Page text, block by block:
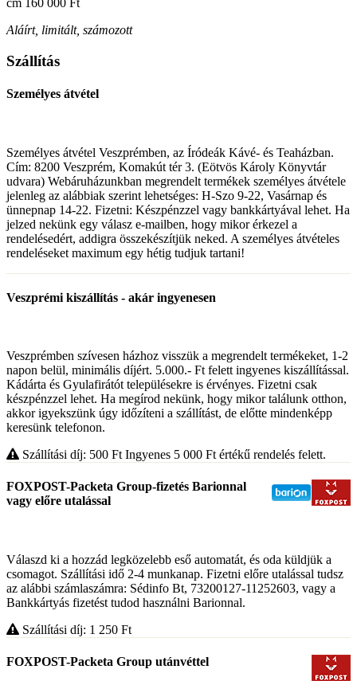
cm
160 000 Ft
Aláírt, limitált, számozott
Szállítás
Személyes átvétel
Személyes átvétel Veszprémben, az Íródeák Kávé- és Teaházban.
Cím: 8200 Veszprém, Komakút tér 3. (Eötvös Károly Könyvtár
udvara) Webáruházunkban megrendelt termékek személyes átvétele
jelenleg az alábbiak szerint lehetséges: H-Szo 9-22, Vasárnap és
ünnepnap 14-22. Fizetni: Készpénzzel vagy bankkártyával lehet. Ha
jelzed nekünk egy válasz e-mailben, hogy mikor érkezel a
rendelésedért, addigra összekészítjük neked. A személyes átvételes
rendeléseket maximum egy hétig tudjuk tartani!
Veszprémi kiszállítás - akár ingyenesen
Veszprémben szívesen házhoz visszük a megrendelt termékeket, 1-2
napon belül, minimális díjért. 5.000.- Ft felett ingyenes kiszállítással.
Kádárta és Gyulafirátót településekre is érvényes. Fizetni csak
készpénzzel lehet. Ha megírod nekünk, hogy mikor találunk otthon,
akkor igyekszünk úgy időzíteni a szállítást, de előtte mindenképp
keresünk telefonon.
Szállítási díj: 500 Ft Ingyenes 5 000 Ft értékű rendelés felett.
FOXPOST-Packeta Group-fizetés Barionnal
vagy előre utalással
Válaszd ki a hozzád legközelebb eső automatát, és oda küldjük a
csomagot. Szállítási idő 2-4 munkanap. Fizetni előre utalással tudsz
az alábbi számlaszámra: Sédinfo Bt, 73200127-11252603, vagy a
Bankkártyás fizetést tudod használni Barionnal.
Szállítási díj: 1 250 Ft
FOXPOST-Packeta Group utánvéttel